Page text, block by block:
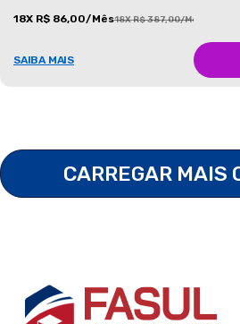
18X R$ 86,00/Mês18X R$ 387,00/Mês
SAIBA MAIS
CARREGAR MAIS